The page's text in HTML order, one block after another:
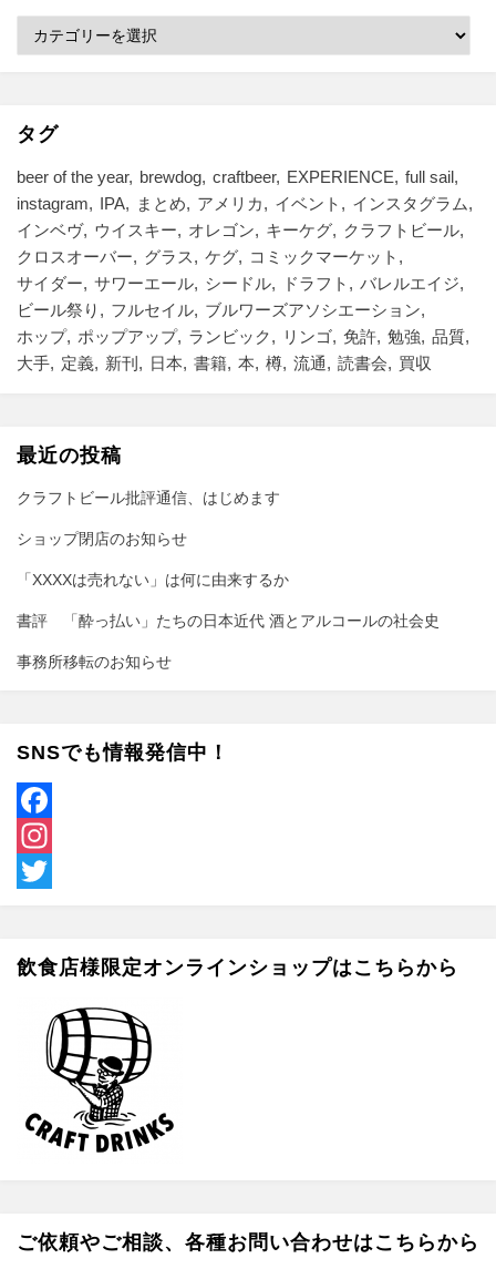
テ
ー
タグ
beer of the year brewdog craftbeer EXPERIENCE
full sail
instagram
IPA まとめ アメリカ イベント
インスタグラム
インベヴ
ウイスキー オレゴン キーケグ
クラフトビール
クロスオーバー
グラス ケグ
コミックマーケット
サイダー
サワーエール シードル ドラフト
バレルエイジ
ビール祭り
フルセイル
ブルワーズアソシエーション
ホップ
ポップアップ ランビック リンゴ 免許 勉強
品質
大手
定義 新刊 日本 書籍 本 樽 流通 読書会 買収
最近の投稿
クラフトビール批評通信、はじめます
ショップ閉店のお知らせ
「XXXXは売れない」は何に由来するか
書評 「酔っ払い」たちの日本近代 酒とアルコールの社会史
事務所移転のお知らせ
SNSでも情報発信中！
F
a
b
ti飲食店様限定オンラインショップはこちらから
ご依頼やご相談、各種お問い合わせはこちらから